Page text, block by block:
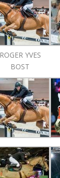
ROGER YVES
BOST